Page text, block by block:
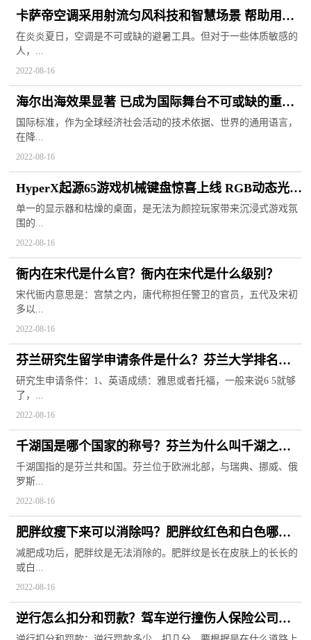
卡萨帝空调采用射流匀风科技和智慧场景 帮助用户
远离鼻炎等侵扰
在炎炎夏日，空调是不可或缺的避暑工具。但对于一些体质敏感的
人，...
2022-08-16
海尔出海效果显著 已成为国际舞台不可或缺的重要
力量
国际标准，作为全球经济社会活动的技术依据、世界的通用语言，
在降...
2022-08-16
HyperX起源65游戏机械键盘惊喜上线 RGB动态光效
颜值拉满
单一的显示器和枯燥的桌面，是无法为颜控玩家带来沉浸式游戏氛
围的...
2022-08-16
衙内在宋代是什么官？衙内在宋代是什么级别？
宋代衙内意思是：宫禁之内，唐代称担任警卫的官员，五代及宋初
多以...
2022-08-16
芬兰研究生留学申请条件是什么？芬兰大学排名前
十大学
研究生申请条件：1、英语成绩：雅思或者托福，一般来说6 5就够
了，...
2022-08-16
千湖国是哪个国家的称号？芬兰为什么叫千湖之
国？
千湖国指的是芬兰共和国。芬兰位于欧洲北部，与瑞典、挪威、俄
罗斯...
2022-08-16
肥胖纹瘦下来可以消除吗？肥胖纹红色和白色哪个
更严重？
减肥成功后，肥胖纹是无法消除的。肥胖纹是长在皮肤上的长长的
或白...
2022-08-16
逆行怎么扣分和罚款？驾车逆行撞伤人保险公司赔